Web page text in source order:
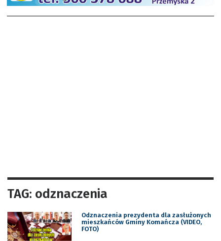
TAG: odznaczenia
Odznaczenia prezydenta dla zasłużonych
mieszkańców Gminy Komańcza (VIDEO,
FOTO)